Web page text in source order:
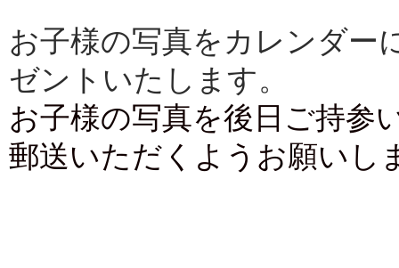
お子様の写真をカレンダー
ゼントいたします。
お子様の写真を後日ご持参
郵送いただくようお願いし